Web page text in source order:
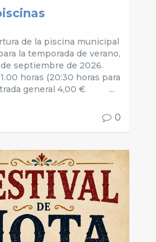
de la piscina municipal
la temporada de verano,
septiembre de 2026.
horas (20:30 horas para
general 4,00 € ...
0